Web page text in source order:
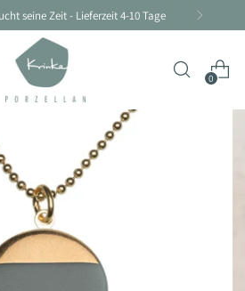
seine Zeit - Lieferzeit 4-10 Tage
0